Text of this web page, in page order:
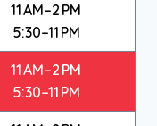
11 AM–2 PM
5:30–11 PM
11 AM–2 PM
5:30–11 PM